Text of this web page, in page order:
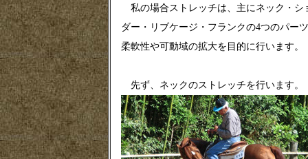
私の場合ストレッチは、主にネック・シ
ダー・リブケージ・フランクの4つのパー
柔軟性や可動域の拡大を目的に行います。
先ず、ネックのストレッチを行います。